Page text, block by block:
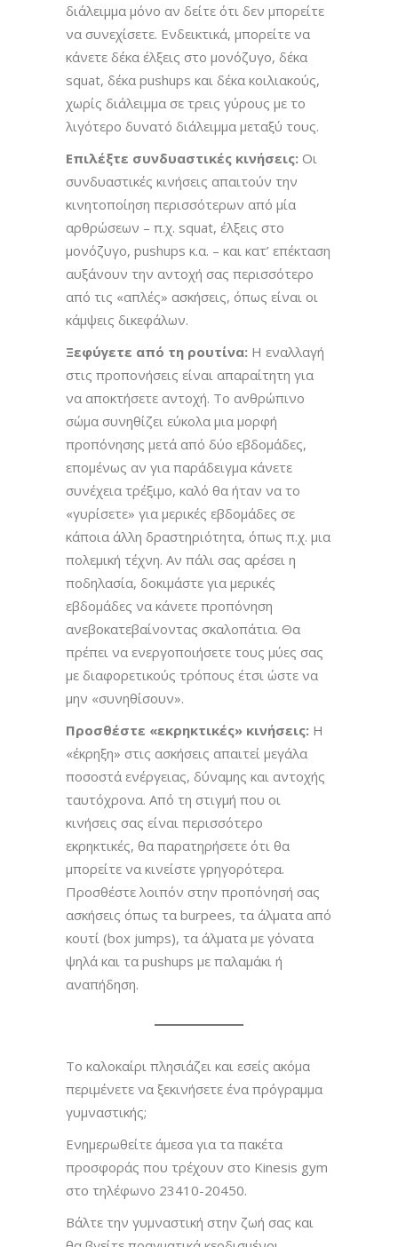
διάλειμμα μόνο αν δείτε ότι δεν μπορείτε
να συνεχίσετε. Ενδεικτικά, μπορείτε να
κάνετε δέκα έλξεις στο μονόζυγο, δέκα
squat, δέκα pushups και δέκα κοιλιακούς,
χωρίς διάλειμμα σε τρεις γύρους με το
λιγότερο δυνατό διάλειμμα μεταξύ τους.
Επιλέξτε συνδυαστικές κινήσεις: Οι
συνδυαστικές κινήσεις απαιτούν την
κινητοποίηση περισσότερων από μία
αρθρώσεων – π.χ. squat, έλξεις στο
μονόζυγο, pushups κ.α. – και κατ’ επέκταση
αυξάνουν την αντοχή σας περισσότερο
από τις «απλές» ασκήσεις, όπως είναι οι
κάμψεις δικεφάλων.
Ξεφύγετε από τη ρουτίνα: Η εναλλαγή
στις προπονήσεις είναι απαραίτητη για
να αποκτήσετε αντοχή. Το ανθρώπινο
σώμα συνηθίζει εύκολα μια μορφή
προπόνησης μετά από δύο εβδομάδες,
επομένως αν για παράδειγμα κάνετε
συνέχεια τρέξιμο, καλό θα ήταν να το
«γυρίσετε» για μερικές εβδομάδες σε
κάποια άλλη δραστηριότητα, όπως π.χ. μια
πολεμική τέχνη. Αν πάλι σας αρέσει η
ποδηλασία, δοκιμάστε για μερικές
εβδομάδες να κάνετε προπόνηση
ανεβοκατεβαίνοντας σκαλοπάτια. Θα
πρέπει να ενεργοποιήσετε τους μύες σας
με διαφορετικούς τρόπους έτσι ώστε να
μην «συνηθίσουν».
Προσθέστε «εκρηκτικές» κινήσεις: Η
«έκρηξη» στις ασκήσεις απαιτεί μεγάλα
ποσοστά ενέργειας, δύναμης και αντοχής
ταυτόχρονα. Από τη στιγμή που οι
κινήσεις σας είναι περισσότερο
εκρηκτικές, θα παρατηρήσετε ότι θα
μπορείτε να κινείστε γρηγορότερα.
Προσθέστε λοιπόν στην προπόνησή σας
ασκήσεις όπως τα burpees, τα άλματα από
κουτί (box jumps), τα άλματα με γόνατα
ψηλά και τα pushups με παλαμάκι ή
αναπήδηση.
Το καλοκαίρι πλησιάζει και εσείς ακόμα
περιμένετε να ξεκινήσετε ένα πρόγραμμα
γυμναστικής;
Ενημερωθείτε άμεσα για τα πακέτα
προσφοράς που τρέχουν στο Kinesis gym
στο τηλέφωνο 23410-20450.
Βάλτε την γυμναστική στην ζωή σας και